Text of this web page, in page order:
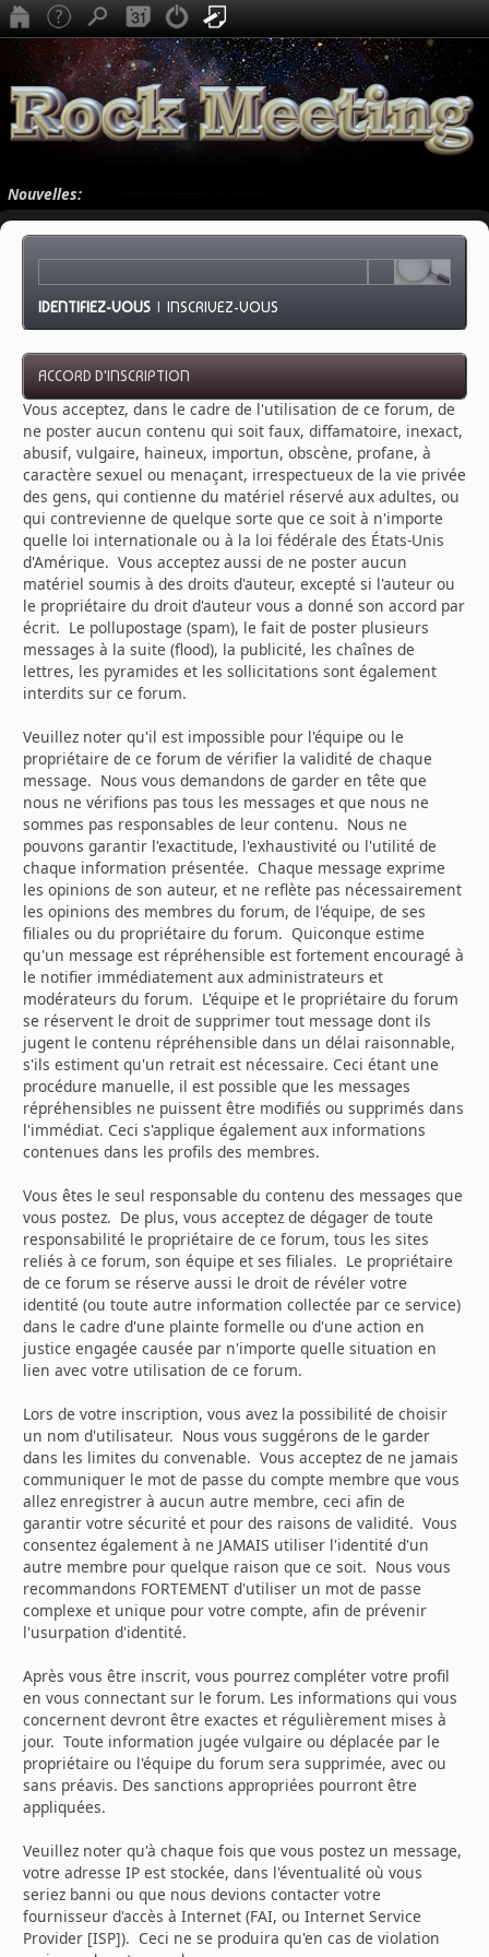
Nouvelles:
IDENTIFIEZ-VOUS |INSCRIVEZ-VOUS
ACCORD D'INSCRIPTION
Vous acceptez, dans le cadre de l'utilisation de ce forum, de
ne poster aucun contenu qui soit faux, diffamatoire, inexact,
abusif, vulgaire, haineux, importun, obscène, profane, à
caractère sexuel ou menaçant, irrespectueux de la vie privée
des gens, qui contienne du matériel réservé aux adultes, ou
qui contrevienne de quelque sorte que ce soit à n'importe
quelle loi internationale ou à la loi fédérale des États-Unis
d'Amérique. Vous acceptez aussi de ne poster aucun
matériel soumis à des droits d'auteur, excepté si l'auteur ou
le propriétaire du droit d'auteur vous a donné son accord par
écrit. Le pollupostage (spam), le fait de poster plusieurs
messages à la suite (flood), la publicité, les chaînes de
lettres, les pyramides et les sollicitations sont également
interdits sur ce forum.
Veuillez noter qu'il est impossible pour l'équipe ou le
propriétaire de ce forum de vérifier la validité de chaque
message. Nous vous demandons de garder en tête que
nous ne vérifions pas tous les messages et que nous ne
sommes pas responsables de leur contenu. Nous ne
pouvons garantir l'exactitude, l'exhaustivité ou l'utilité de
chaque information présentée. Chaque message exprime
les opinions de son auteur, et ne reflète pas nécessairement
les opinions des membres du forum, de l'équipe, de ses
filiales ou du propriétaire du forum. Quiconque estime
qu'un message est répréhensible est fortement encouragé à
le notifier immédiatement aux administrateurs et
modérateurs du forum. L'équipe et le propriétaire du forum
se réservent le droit de supprimer tout message dont ils
jugent le contenu répréhensible dans un délai raisonnable,
s'ils estiment qu'un retrait est nécessaire. Ceci étant une
procédure manuelle, il est possible que les messages
répréhensibles ne puissent être modifiés ou supprimés dans
l'immédiat. Ceci s'applique également aux informations
contenues dans les profils des membres.
Vous êtes le seul responsable du contenu des messages que
vous postez. De plus, vous acceptez de dégager de toute
responsabilité le propriétaire de ce forum, tous les sites
reliés à ce forum, son équipe et ses filiales. Le propriétaire
de ce forum se réserve aussi le droit de révéler votre
identité (ou toute autre information collectée par ce service)
dans le cadre d'une plainte formelle ou d'une action en
justice engagée causée par n'importe quelle situation en
lien avec votre utilisation de ce forum.
Lors de votre inscription, vous avez la possibilité de choisir
un nom d'utilisateur. Nous vous suggérons de le garder
dans les limites du convenable. Vous acceptez de ne jamais
communiquer le mot de passe du compte membre que vous
allez enregistrer à aucun autre membre, ceci afin de
garantir votre sécurité et pour des raisons de validité. Vous
consentez également à ne JAMAIS utiliser l'identité d'un
autre membre pour quelque raison que ce soit. Nous vous
recommandons FORTEMENT d'utiliser un mot de passe
complexe et unique pour votre compte, afin de prévenir
l'usurpation d'identité.
Après vous être inscrit, vous pourrez compléter votre profil
en vous connectant sur le forum. Les informations qui vous
concernent devront être exactes et régulièrement mises à
jour. Toute information jugée vulgaire ou déplacée par le
propriétaire ou l'équipe du forum sera supprimée, avec ou
sans préavis. Des sanctions appropriées pourront être
appliquées.
Veuillez noter qu'à chaque fois que vous postez un message,
votre adresse IP est stockée, dans l'éventualité où vous
seriez banni ou que nous devions contacter votre
fournisseur d'accès à Internet (FAI, ou Internet Service
Provider [ISP]). Ceci ne se produira qu'en cas de violation